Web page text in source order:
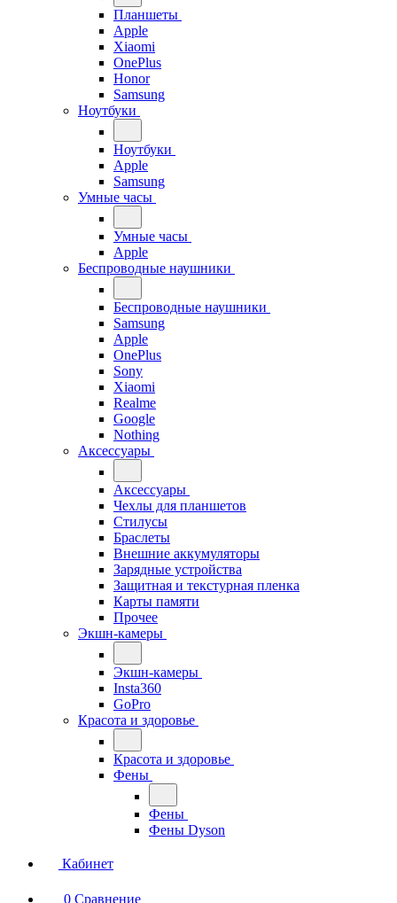
Планшеты
Apple
Xiaomi
OnePlus
Honor
Samsung
Ноутбуки
Ноутбуки
Apple
Samsung
Умные часы
Умные часы
Apple
Беспроводные наушники
Беспроводные наушники
Samsung
Apple
OnePlus
Sony
Xiaomi
Realme
Google
Nothing
Аксессуары
Аксессуары
Чехлы для планшетов
Стилусы
Браслеты
Внешние аккумуляторы
Зарядные устройства
Защитная и текстурная пленка
Карты памяти
Прочее
Экшн-камеры
Экшн-камеры
Insta360
GoPro
Красота и здоровье
Красота и здоровье
Фены
Фены
Фены Dyson
Кабинет
0 Сравнение